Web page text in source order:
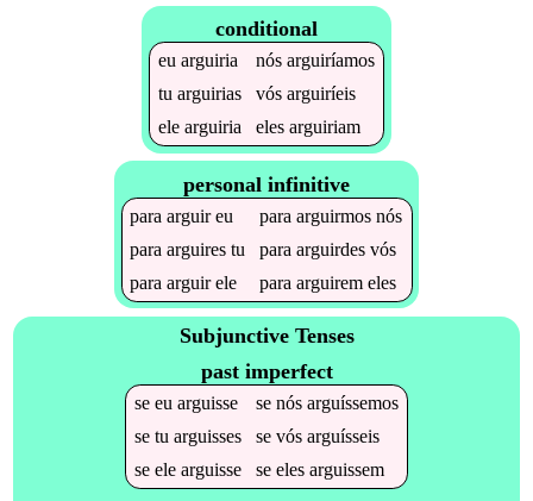
conditional
eu arguiria nós arguiríamos
tu arguirias vós arguiríeis
ele arguiria eles arguiriam
personal infinitive
paraarguireu paraarguirmos nós
paraarguires tu paraarguirdes vós
paraarguirele paraarguirem eles
Subjunctive Tenses
past imperfect
se eu arguisse se nós arguíssemos
se tu arguisses se vós arguísseis
se ele arguisse se eles arguissem